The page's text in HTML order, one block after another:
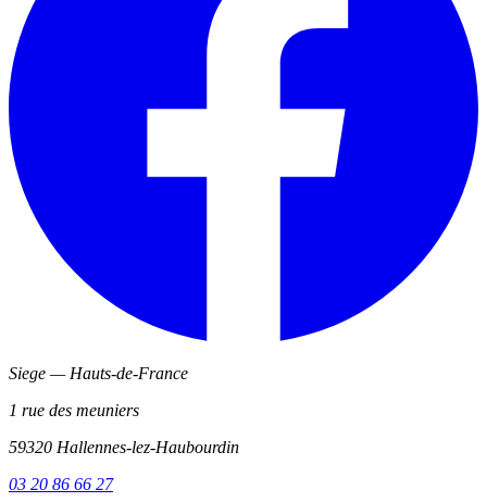
Siege — Hauts-de-France
1 rue des meuniers
59320 Hallennes-lez-Haubourdin
03 20 86 66 27